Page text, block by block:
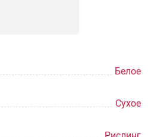
Белое
Сухое